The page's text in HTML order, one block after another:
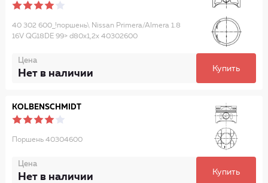
40 302 600_!поршень\ Nissan Primera/Almera 1.8
16V QG18DE 99> d80x1,2x 40302600
Цена
Нет в наличии Купить
KOLBENSCHMIDT
Поршень 40304600
Цена
Нет в наличии Купить